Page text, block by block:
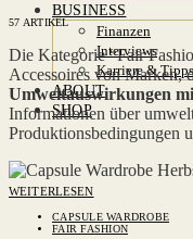
BUSINESS
Finanzen
Interviews
Karriere & Tipps
ABOUT
SHOP
57 ARTIKEL
Die Kategorie “Fair
Accessoires von Marken,
Umweltauswirkungen
Informationen über
Produktionsbedingungen
WEITERLESEN
CAPSULE WARDROBE
FAIR FASHION